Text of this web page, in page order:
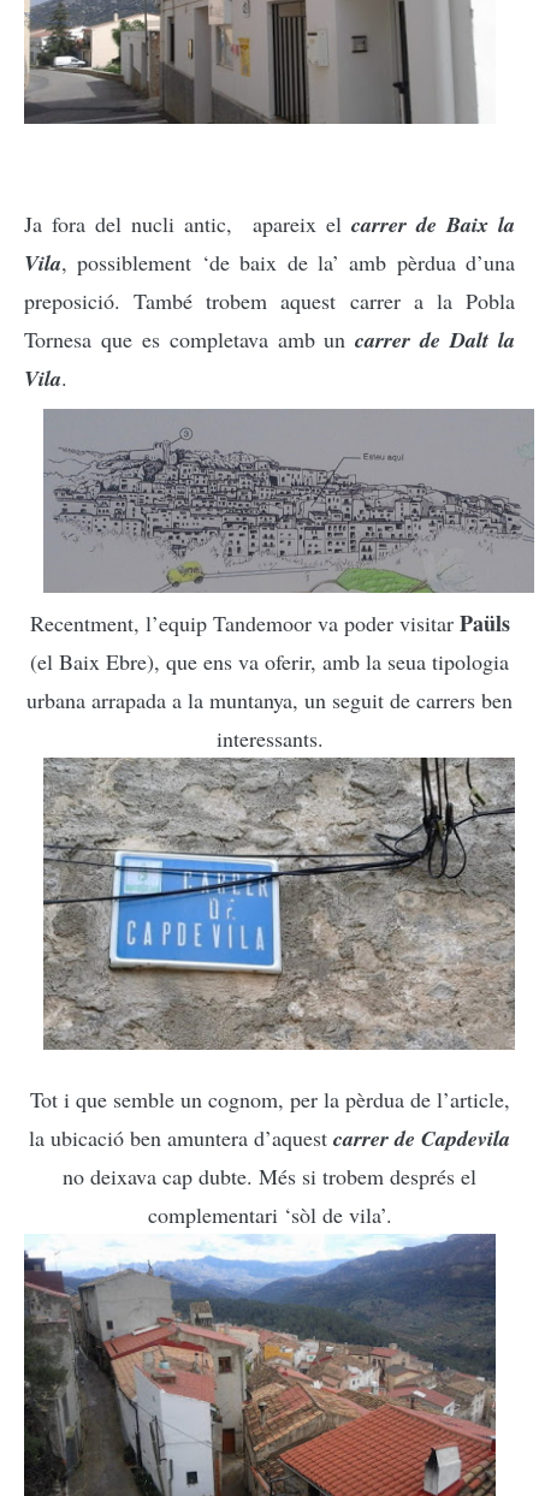
Ja fora del nucli antic, apareix el carrer de Baix la
Vila, possiblement ‘de baix de la’ amb pèrdua d’una
preposició. També trobem aquest carrera la Pobla
Tornesa que es completava amb uncarrer de Dalt la
Vila.
Recentment, l’equip Tandemoor va poder visitar Paüls
(el Baix Ebre), que ens va oferir, amb la seua tipologia
urbana arrapada a la muntanya, un seguit de carrers ben
interessants.
Tot i que semble un cognom, per la pèrdua de l’article,
la ubicació ben amuntera d’aquest carrer de Capdevila
no deixava cap dubte. Més si trobem després el
complementari ‘sòl de vila’.